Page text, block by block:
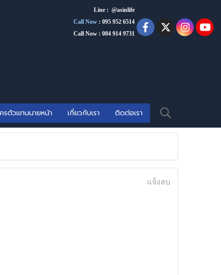
Line : @asinlife
Call Now : 095 952 6514
Call Now : 084 914 9731
รตัวแทนนายหน้า เกี่ยวกับเรา ติดต่อเรา
แจ้งลบ